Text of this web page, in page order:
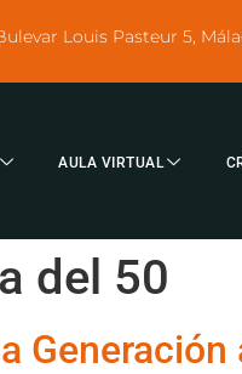
Louis Pasteur 5,
AULA VIRTUAL
del 50
Generación